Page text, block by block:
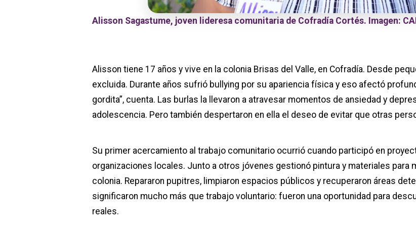
Alisson Sagastume, joven lideresa comunitaria de Cofradía Cortés. Imagen:
Alisson tiene 17 años y vive en la colonia Brisas del Valle, en Cofradía. Desde
excluida. Durante años sufrió bullying por su apariencia física y eso afectó
gordita”, cuenta. Las burlas la llevaron a atravesar momentos de ansiedad y
adolescencia. Pero también despertaron en ella el deseo de evitar que otras
Su primer acercamiento al trabajo comunitario ocurrió cuando participó en
organizaciones locales. Junto a otros jóvenes gestionó pintura y materiales para
colonia. Repararon pupitres, limpiaron espacios públicos y recuperaron áreas
significaron mucho más que trabajo voluntario: fueron una oportunidad para
reales.